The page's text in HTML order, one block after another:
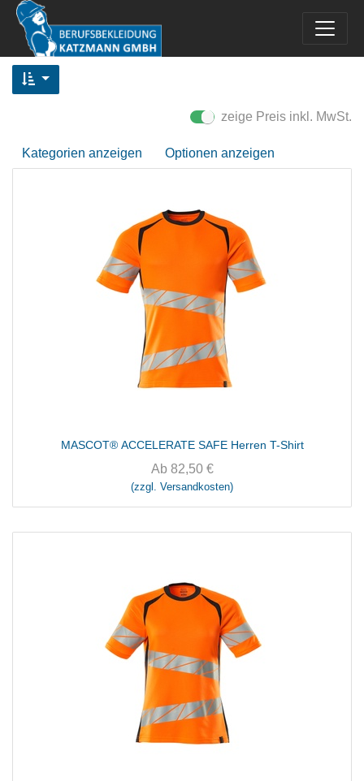
zeige Preis inkl. MwSt.
Kategorien anzeigen Optionen anzeigen
MASCOT® ACCELERATE SAFE Herren T-Shirt
Ab 82,50€
(zzgl. Versandkosten)